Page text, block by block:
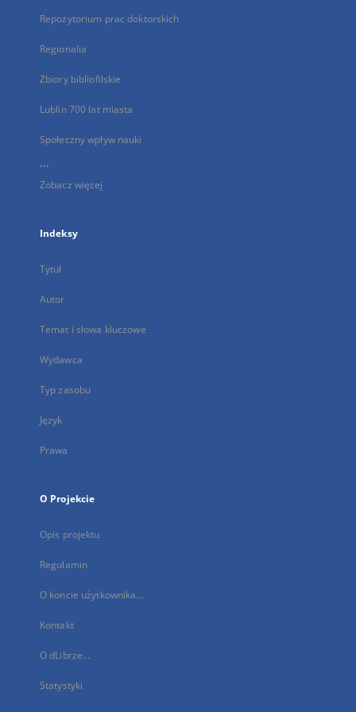
Repozytorium prac doktorskich
Regionalia
Zbiory bibliofilskie
Lublin 700 lat miasta
Społeczny wpływ nauki
...
Zobacz więcej
Indeksy
Tytuł
Autor
Temat i słowa kluczowe
Wydawca
Typ zasobu
Język
Prawa
O Projekcie
Opis projektu
Regulamin
O koncie użytkownika...
Kontakt
O dLibrze...
Statystyki